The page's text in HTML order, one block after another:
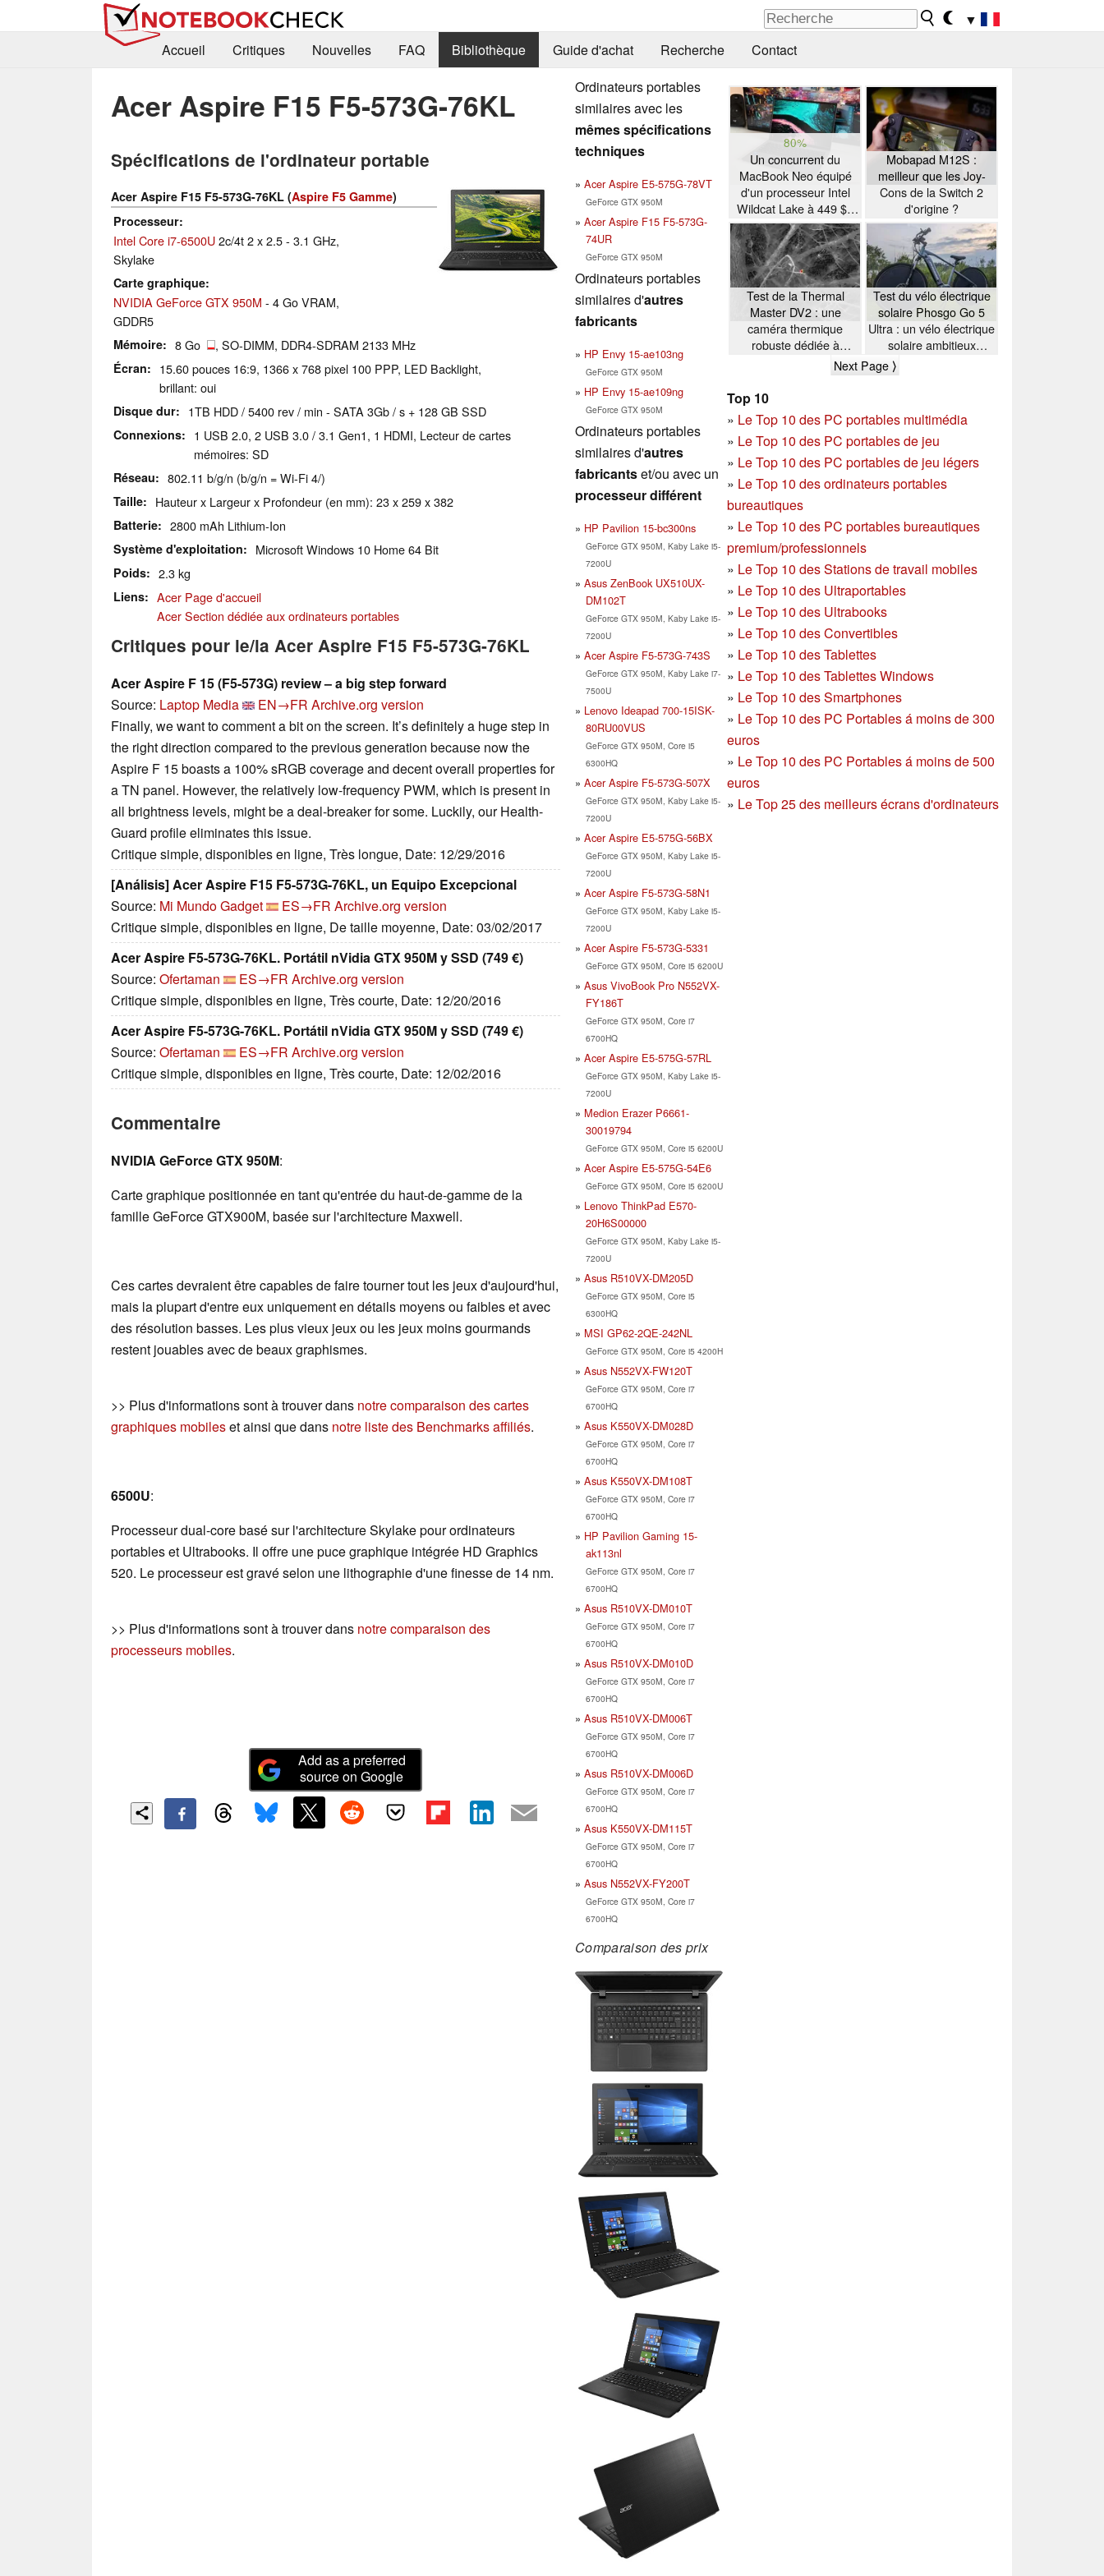
▼
Accueil
Critiques Nouvelles FAQ Bibliothèque Guide d'achat Recherche Contact
Acer Aspire F15 F5-573G-76KL
Spécifications de l'ordinateur portable
Acer Aspire F15 F5-573G-76KL (Aspire F5 Gamme)
Processeur
Intel Core i7-6500U2c/4t 2 x 2.5 - 3.1 GHz,
Skylake
Carte graphique
NVIDIA GeForce GTX 950M - 4 Go VRAM,
GDDR5
Mémoire 8 Go , SO-DIMM, DDR4-SDRAM 2133 MHz
Écran
15.60 pouces 16:9, 1366 x 768 pixel 100 PPP, LED Backlight,
brillant: oui
Disque dur 1TB HDD / 5400 rev / min - SATA 3Gb / s + 128 GB SSD
Connexions
1 USB 2.0, 2 USB 3.0 / 3.1 Gen1, 1 HDMI, Lecteur de cartes
mémoires: SD
Réseau 802.11 b/g/n (b/g/n = Wi-Fi 4/)
Taille Hauteur x Largeur x Profondeur (en mm): 23 x 259 x 382
Batterie 2800 mAh Lithium-Ion
Système d'exploitation Microsoft Windows 10 Home 64 Bit
Poids 2.3 kg
Liens
Acer Page d'accueil
Acer Section dédiée aux ordinateurs portables
Critiques pour le/la Acer Aspire F15 F5-573G-76KL
Acer Aspire F 15 (F5-573G) review – a big step forward
Source: Laptop Media EN→FR Archive.org version
Finally, we want to comment a bit on the screen. It’s definitely a huge step in
the right direction compared to the previous generation because now the
Aspire F 15 boasts a 100% sRGB coverage and decent overall properties for
a TN panel. However, the relatively low-frequency PWM, which is present in
all brightness levels, might be a deal-breaker for some. Luckily, our Health-
Guard profile eliminates this issue.
Critique simple, disponibles en ligne, Très longue, Date: 12/29/2016
[Análisis] Acer Aspire F15 F5-573G-76KL, un Equipo Excepcional
Source: Mi Mundo Gadget ES→FR Archive.org version
Critique simple, disponibles en ligne, De taille moyenne, Date: 03/02/2017
Acer Aspire F5-573G-76KL. Portátil nVidia GTX 950M y SSD (749 €)
Source: Ofertaman ES→FR Archive.org version
Critique simple, disponibles en ligne, Très courte, Date: 12/20/2016
Acer Aspire F5-573G-76KL. Portátil nVidia GTX 950M y SSD (749 €)
Source: Ofertaman ES→FR Archive.org version
Critique simple, disponibles en ligne, Très courte, Date: 12/02/2016
Commentaire
NVIDIA GeForce GTX 950M:
Carte graphique positionnée en tant qu'entrée du haut-de-gamme de la
famille GeForce GTX900M, basée sur l'architecture Maxwell.
Ces cartes devraient être capables de faire tourner tout les jeux d'aujourd'hui,
mais la plupart d'entre eux uniquement en détails moyens ou faibles et avec
des résolution basses. Les plus vieux jeux ou les jeux moins gourmands
restent jouables avec de beaux graphismes.
>> Plus d'informations sont à trouver dans notre comparaison des cartes
graphiques mobileset ainsi que dans notre liste des Benchmarks affiliés.
6500U:
Processeur dual-core basé sur l'architecture Skylake pour ordinateurs
portables et Ultrabooks. Il offre une puce graphique intégrée HD Graphics
520. Le processeur est gravé selon une lithographie d'une finesse de 14 nm.
>> Plus d'informations sont à trouver dans notre comparaison des
processeurs mobiles.
Add as a preferred
source on Google
Ordinateurs portables
similaires avec les
mêmes spécifications
techniques
Acer Aspire E5-575G-78VT
GeForce GTX 950M
Acer Aspire F15 F5-573G-
74UR
GeForce GTX 950M
Ordinateurs portables
similaires d'autres
fabricants
HP Envy 15-ae103ng
GeForce GTX 950M
HP Envy 15-ae109ng
GeForce GTX 950M
Ordinateurs portables
similaires d'autres
fabricantset/ou avec un
processeur différent
HP Pavilion 15-bc300ns
GeForce GTX 950M, Kaby Lake i5-
7200U
Asus ZenBook UX510UX-
DM102T
GeForce GTX 950M, Kaby Lake i5-
7200U
Acer Aspire F5-573G-743S
GeForce GTX 950M, Kaby Lake i7-
7500U
Lenovo Ideapad 700-15ISK-
80RU00VUS
GeForce GTX 950M, Core i5
6300HQ
Acer Aspire F5-573G-507X
GeForce GTX 950M, Kaby Lake i5-
7200U
Acer Aspire E5-575G-56BX
GeForce GTX 950M, Kaby Lake i5-
7200U
Acer Aspire F5-573G-58N1
GeForce GTX 950M, Kaby Lake i5-
7200U
Acer Aspire F5-573G-5331
GeForce GTX 950M, Core i5 6200U
Asus VivoBook Pro N552VX-
FY186T
GeForce GTX 950M, Core i7
6700HQ
Acer Aspire E5-575G-57RL
GeForce GTX 950M, Kaby Lake i5-
7200U
Medion Erazer P6661-
30019794
GeForce GTX 950M, Core i5 6200U
Acer Aspire E5-575G-54E6
GeForce GTX 950M, Core i5 6200U
Lenovo ThinkPad E570-
20H6S00000
GeForce GTX 950M, Kaby Lake i5-
7200U
Asus R510VX-DM205D
GeForce GTX 950M, Core i5
6300HQ
MSI GP62-2QE-242NL
GeForce GTX 950M, Core i5 4200H
Asus N552VX-FW120T
GeForce GTX 950M, Core i7
6700HQ
Asus K550VX-DM028D
GeForce GTX 950M, Core i7
6700HQ
Asus K550VX-DM108T
GeForce GTX 950M, Core i7
6700HQ
HP Pavilion Gaming 15-
ak113nl
GeForce GTX 950M, Core i7
6700HQ
Asus R510VX-DM010T
GeForce GTX 950M, Core i7
6700HQ
Asus R510VX-DM010D
GeForce GTX 950M, Core i7
6700HQ
Asus R510VX-DM006T
GeForce GTX 950M, Core i7
6700HQ
Asus R510VX-DM006D
GeForce GTX 950M, Core i7
6700HQ
Asus K550VX-DM115T
GeForce GTX 950M, Core i7
6700HQ
Asus N552VX-FY200T
GeForce GTX 950M, Core i7
6700HQ
Comparaison des prix
80%
Un concurrent du
MacBook Neo équipé
d'un processeur Intel
Wildcat Lake à 449 $ -
Test de l'ordinateur
portable Chuwi UniBook
Mobapad M12S :
meilleur que les Joy-
Cons de la Switch 2
d'origine ?
Test de la Thermal
Master DV2 : une
caméra thermique
robuste dédiée à
l'observation des
oiseaux, dotée d'un
écran tactile de 5
Test du vélo électrique
solaire Phosgo Go 5
Ultra : un vélo électrique
solaire ambitieux
présentant quelques
particularités
Next Page ⟩
Top 10
» Le Top 10 des PC portables multimédia
» Le Top 10 des PC portables de jeu
» Le Top 10 des PC portables de jeu légers
» Le Top 10 des ordinateurs portables
bureautiques
» Le Top 10 des PC portables bureautiques
premium/professionnels
» Le Top 10 des Stations de travail mobiles
» Le Top 10 des Ultraportables
» Le Top 10 des Ultrabooks
» Le Top 10 des Convertibles
» Le Top 10 des Tablettes
» Le Top 10 des Tablettes Windows
» Le Top 10 des Smartphones
» Le Top 10 des PC Portables á moins de 300
euros
» Le Top 10 des PC Portables á moins de 500
euros
» Le Top 25 des meilleurs écrans d'ordinateurs